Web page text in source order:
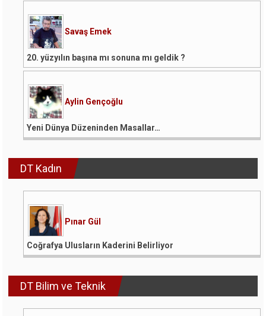
Savaş Emek
20. yüzyılın başına mı sonuna mı geldik ?
Aylin Gençoğlu
Yeni Dünya Düzeninden Masallar…
DT Kadın
Pınar Gül
Coğrafya Ulusların Kaderini Belirliyor
DT Bilim ve Teknik